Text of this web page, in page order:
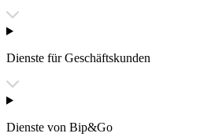
Dienste für Geschäftskunden
Dienste von Bip&Go